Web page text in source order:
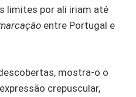
limites por ali iriam até
entre Portugal e
mostra-o o
crepuscular,